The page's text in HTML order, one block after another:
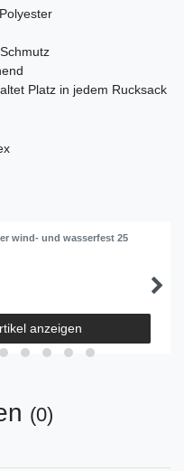
Platz in jedem Rucksack
wind- und wasserfest 25
anzeigen
(0)